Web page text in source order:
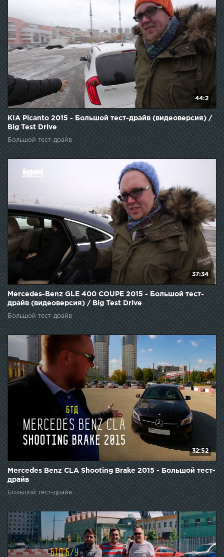
44:2
KIA Picanto 2015 - Большой тест-драйв (видеоверсия) /
Big Test Drive
Большой тест-драйв
37:34
Mercedes-Benz GLE 400 COUPE 2015 - Большой тест-
драйв (видеоверсия) / Big Test Drive
Большой тест-драйв
32:52
Mercedes Benz CLA Shooting Brake 2015 - Большой тест-
драйв
Большой тест-драйв